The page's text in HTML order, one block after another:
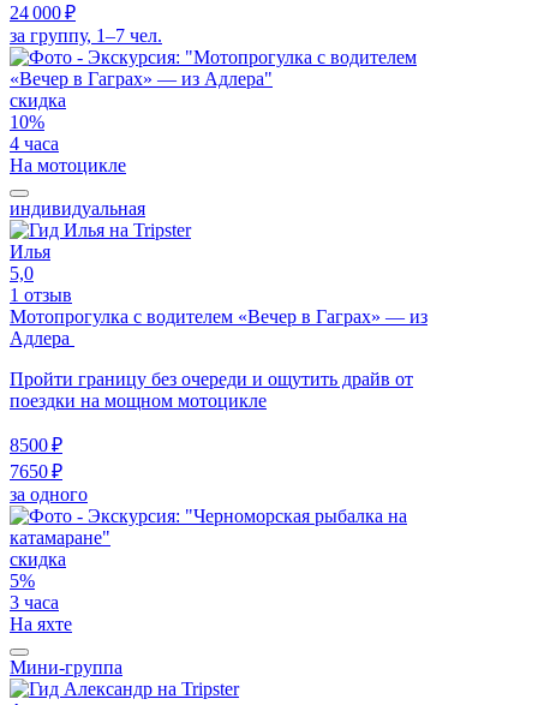
24 000 ₽
за группу, 1–7 чел.
скидка
10%
4 часа
На мотоцикле
индивидуальная
Илья
5,0
1 отзыв
Мотопрогулка с водителем «Вечер в Гаграх» — из
Адлера
Пройти границу без очереди и ощутить драйв от
поездки на мощном мотоцикле
8500 ₽
7650 ₽
за одного
скидка
5%
3 часа
На яхте
Мини-группа